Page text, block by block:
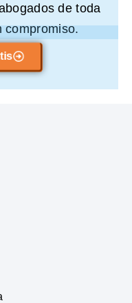
de toda
compromiso.